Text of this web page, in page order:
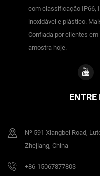
com classificação IP66,
inoxidável e plástico.
Confiada por clientes
amostra hoje.
Nº 591 Xiangbei Road,
Zhejiang, China
+86-15067877803